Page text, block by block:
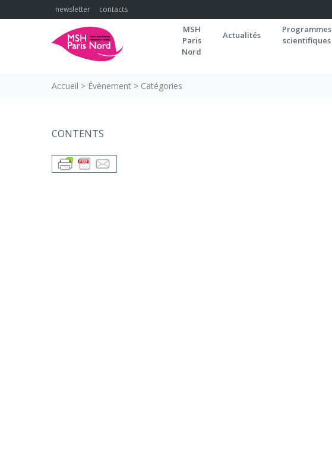
to
newsletter contacts
MSH
Paris
Nord
Actualités
Programmes
scientifiques
Accueil > Évènement > Catégories
Catégories
CONTENTS